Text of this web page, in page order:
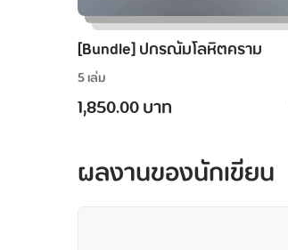
[Bundle] ปกรณัมโลหิตคราม
5 เล่ม
1,850.00 บาท
ผลงานของนักเขียน